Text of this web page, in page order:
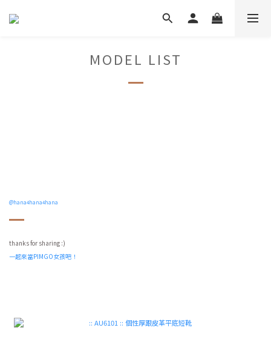
MODEL LIST
@hana4hana4hana
thanks for sharing :)
一起來當PIMGO女孩吧！